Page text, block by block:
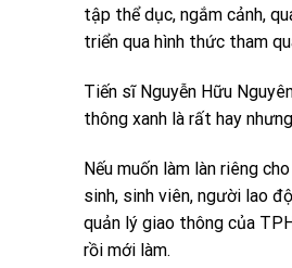
tập thể dục, ngắm cảnh,
triển qua hình thức tham
Tiến sĩ Nguyễn Hữu
thông xanh là rất hay
Nếu muốn làm làn riêng
sinh, sinh viên, người lao
quản lý giao thông của
rồi mới làm.